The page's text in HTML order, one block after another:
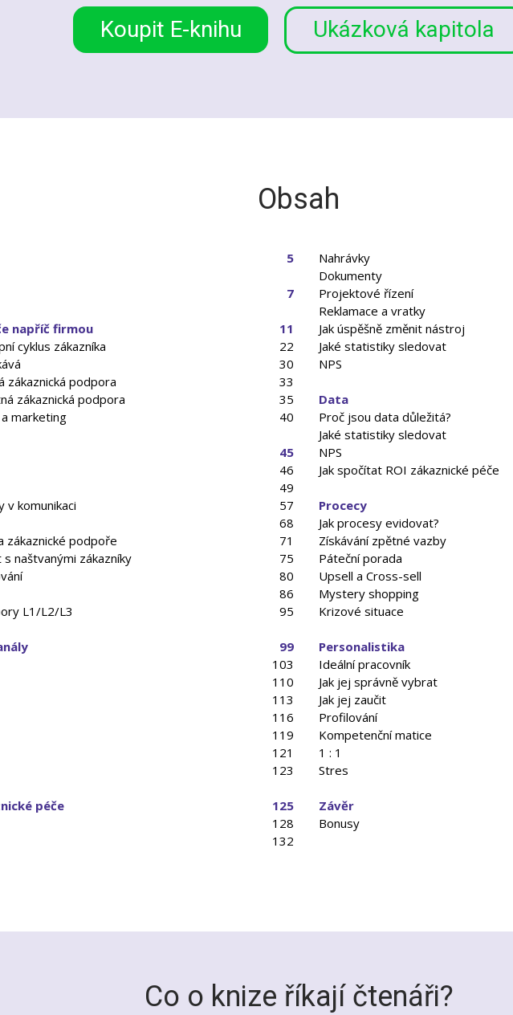
Koupit E-knihu Ukázková kapitola
Obsah
5 Nahrávky
Dokumenty
7 Projektové řízení
Reklamace a vratky
napříč firmou
11 Jak úspěšně změnit nástroj
cyklus zákazníka
22 Jaké statistiky sledovat
30 NPS
zákaznická podpora
33
zákaznická podpora
35 Data
marketing
40 Proč jsou data důležitá?
Jaké statistiky sledovat
45 NPS
46 Jak spočítat ROI zákaznické péče
49
v komunikaci
57 Procecy
68 Jak procesy evidovat?
zákaznické podpoře
71 Získávání zpětné vazby
naštvanými zákazníky
75 Páteční porada
80 Upsell a Cross-sell
86 Mystery shopping
L1/L2/L3
95 Krizové situace
99 Personalistika
103 Ideální pracovník
110 Jak jej správně vybrat
113 Jak jej zaučit
116 Profilování
119 Kompetenční matice
121 1 : 1
123 Stres
péče 125 Závěr
128 Bonusy
132
Co o knize říkají čtenáři?